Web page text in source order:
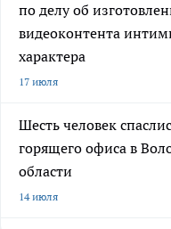
по делу об
видеоконтента
характера
17 июля
Шесть человек
горящего офиса в
области
14 июля